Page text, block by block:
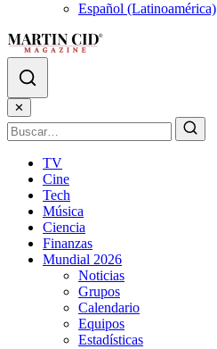
Español (Latinoamérica)
✕
TV
Cine
Tech
Música
Ciencia
Finanzas
Mundial 2026
Noticias
Grupos
Calendario
Equipos
Estadísticas